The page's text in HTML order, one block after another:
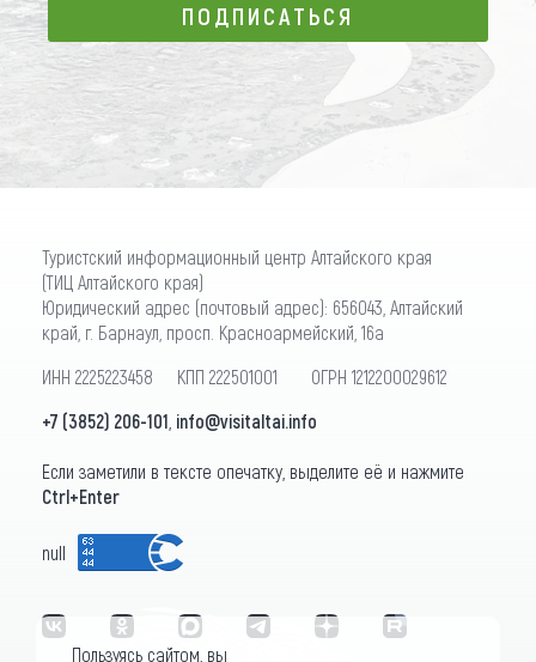
ПОДПИСАТЬСЯ
ПОДПИСАТЬСЯ
Туристский информационный центр Алтайского края
(ТИЦ Алтайского края)
Юридический адрес (почтовый адрес): 656043, Алтайский
край, г. Барнаул, просп. Красноармейский, 16а
ИНН 2225223458 КПП 222501001 ОГРН 1212200029612
+7 (3852) 206-101 info@visitaltai.info
Если заметили в тексте опечатку, выделите её и нажмите
Ctrl+Enter
null
Пользуясь сайтом, вы